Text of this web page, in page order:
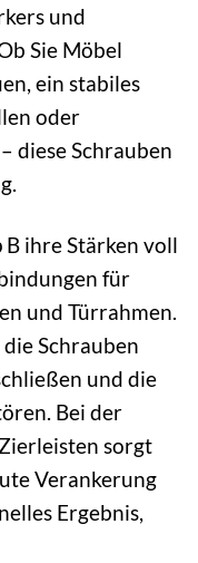
und
Sie Möbel
ein stabiles
oder
diese Schrauben
B ihre Stärken voll
für
und Türrahmen.
Schrauben
und die
Bei der
sorgt
Verankerung
Ergebnis,